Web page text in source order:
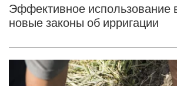
Эффективное использование
новые законы об ирригации